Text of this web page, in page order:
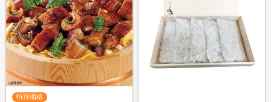
特別価格